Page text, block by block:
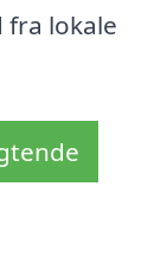
fra lokale